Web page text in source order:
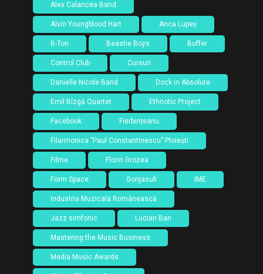
Alex Calancea Band
Alvin Youngblood Hart Anca Lupeș
B-Ton Beastie Boys Buffer
Control Club Cursuri
Danielle Nicole Band Dock in Absolute
Emil Bîzgă Quartet Ethnotic Project
Facebook Fierbințeanu
Filarmonica ”Paul Constantinescu” Ploiești
Filme Florin Grozea
Form Space Gonjasufi IME
Industria Muzicală Românească
Jazz simfonic Lucian Ban
Mastering the Music Business
Media Music Awards